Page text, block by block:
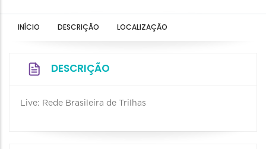
INÍCIO DESCRIÇÃO LOCALIZAÇÃO
DESCRIÇÃO
Live: Rede Brasileira de Trilhas